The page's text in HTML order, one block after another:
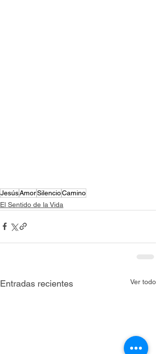
JesúsAmorSilencioCamino
El Sentido de la Vida
Entradas recientes Ver todo